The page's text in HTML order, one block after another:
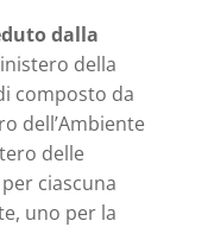
dalla
della
composto da
dell’Ambiente
delle
ciascuna
uno per la